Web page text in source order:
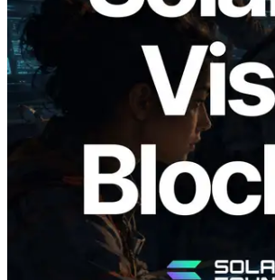
2026.05.24
Validators Solutions เปิดตัว
Analyzer — แสดงเวลาการ
ระดับ slot และบาลิเดเตอร์ที่